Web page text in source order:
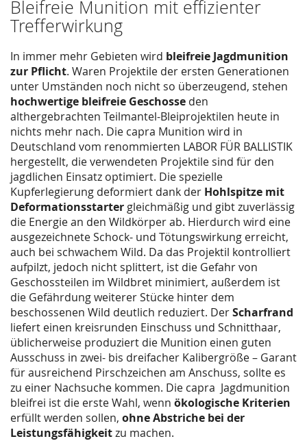
Bleifreie Munition mit effizienter
Trefferwirkung
In immer mehr Gebieten wird bleifreie Jagdmunition
zur Pflicht. Waren Projektile der ersten Generationen
unter Umständen noch nicht so überzeugend, stehen
hochwertige bleifreie Geschosse den
althergebrachten Teilmantel-Bleiprojektilen heute in
nichts mehr nach. Die capra Munition wird in
Deutschland vom renommierten LABOR FÜR BALLISTIK
hergestellt, die verwendeten Projektile sind für den
jagdlichen Einsatz optimiert. Die spezielle
Kupferlegierung deformiert dank der Hohlspitze mit
Deformationsstarter gleichmäßig und gibt zuverlässig
die Energie an den Wildkörper ab. Hierdurch wird eine
ausgezeichnete Schock- und Tötungswirkung erreicht,
auch bei schwachem Wild. Da das Projektil kontrolliert
aufpilzt, jedoch nicht splittert, ist die Gefahr von
Geschossteilen im Wildbret minimiert, außerdem ist
die Gefährdung weiterer Stücke hinter dem
beschossenen Wild deutlich reduziert. DerScharfrand
liefert einen kreisrunden Einschuss und Schnitthaar,
üblicherweise produziert die Munition einen guten
Ausschuss in zwei- bis dreifacher Kalibergröße – Garant
für ausreichend Pirschzeichen am Anschuss, sollte es
zu einer Nachsuche kommen. Die capra Jagdmunition
bleifrei ist die erste Wahl, wenn ökologische Kriterien
erfüllt werden sollen, ohne Abstriche bei der
Leistungsfähigkeitzu machen.